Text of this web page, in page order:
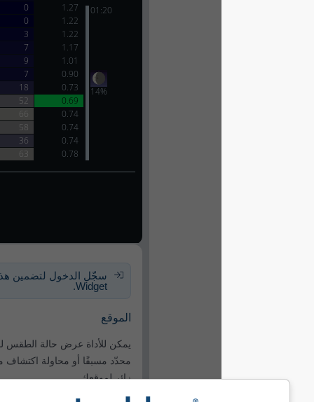
سجّل الدخول لتضمين هذا الـ
يمكن للأداة عرض حالة الطقس لموقع
محدّد مسبقًا أو محاولة اكتشاف موقع كل
زائر لموقعك.
استخدام الموقع الحالي